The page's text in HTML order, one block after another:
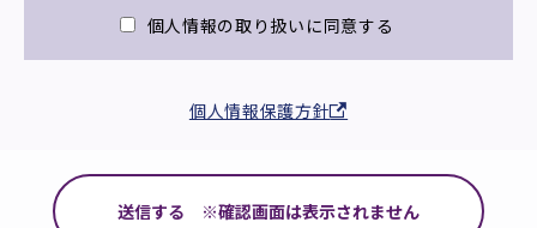
本ウェブサイトでは、当社の営業活動やサービス＆
客様の個人情報を収集します。
収集した個人情報は、ご本人の許可がない限り、当
個人情報の取り扱いに同意する
個人情報保護方針